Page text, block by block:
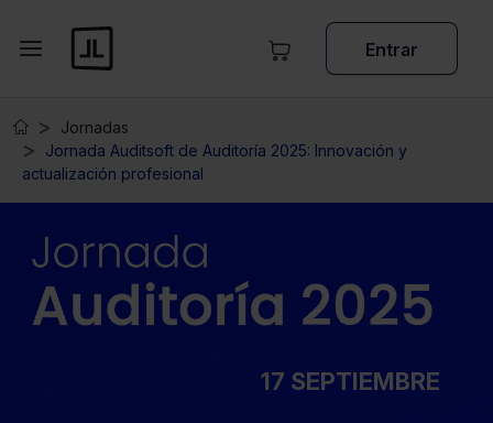
Entrar
Jornadas
Jornada Auditsoft de Auditoría 2025: Innovación y
actualización profesional
17 SEPTIEMBRE